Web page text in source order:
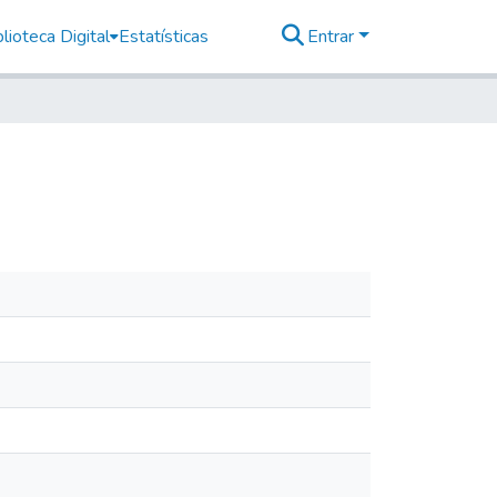
Digital Estatísticas Entrar